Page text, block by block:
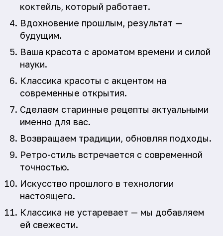
коктейль, который работает.
Вдохновение прошлым, результат —
будущим.
Ваша красота с ароматом времени и силой
науки.
Классика красоты с акцентом на
современные открытия.
Сделаем старинные рецепты актуальными
именно для вас.
Возвращаем традиции, обновляя подходы.
Ретро-стиль встречается с современной
точностью.
Искусство прошлого в технологии
настоящего.
Классика не устаревает — мы добавляем
ей свежести.